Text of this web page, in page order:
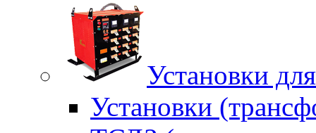
Установки
Установки